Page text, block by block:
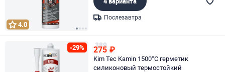
4.0
Послезавтра
-29% 389
275 ₽
Kim Tec Kamin 1500°С герметик
силиконовый термостойкий